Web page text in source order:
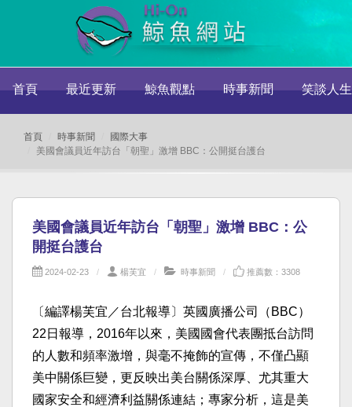
首頁 最近更新 鯨魚觀點 時事新聞 笑談人生
首頁 時事新聞
國際大事
美國會議員近年訪台「朝聖」激增 BBC：公開挺台護台
美國會議員近年訪台「朝聖」激增 BBC：公
開挺台護台
2024-02-23 楊芙宜 時事新聞 推薦數：3308
〔編譯楊芙宜／台北報導〕英國廣播公司（BBC）
22日報導，2016年以來，美國國會代表團抵台訪問
的人數和頻率激增，與毫不掩飾的宣傳，不僅凸顯
美中關係巨變，更反映出美台關係深厚、尤其重大
國家安全和經濟利益關係連結；專家分析，這是美